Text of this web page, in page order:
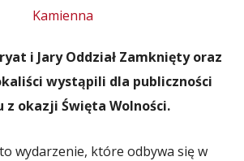
i Jary Oddział Zamknięty oraz
wystąpili dla publiczności
z okazji Święta Wolności.
wydarzenie, które odbywa się w